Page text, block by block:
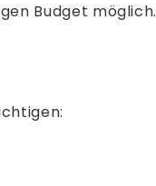
Budget möglich.